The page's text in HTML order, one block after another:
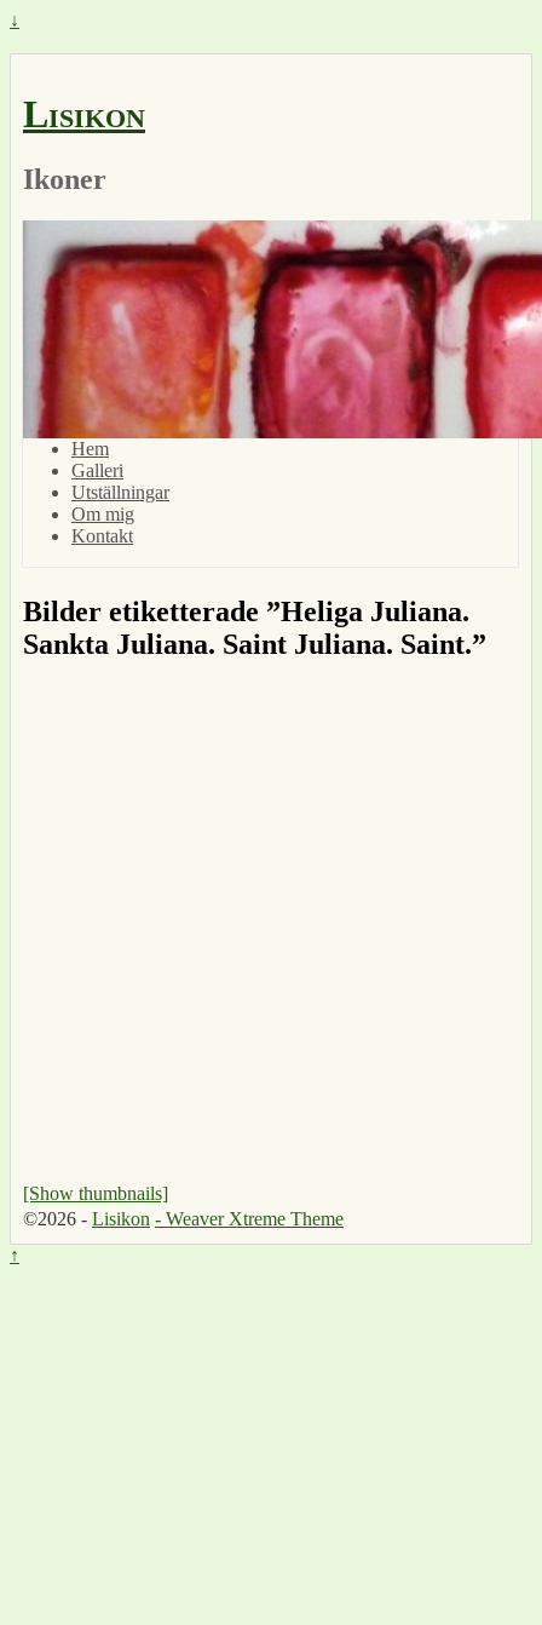
↓
Lisikon
Ikoner
Hem
Galleri
Utställningar
Om mig
Kontakt
Bilder etiketterade ”Heliga Juliana.
Sankta Juliana. Saint Juliana. Saint.”
[Show thumbnails]
©2026 - Lisikon - Weaver Xtreme Theme
↑